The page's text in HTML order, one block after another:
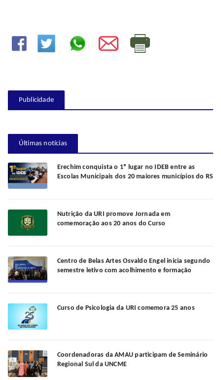
Publicidade
Últimas notícias
Erechim conquista o 1º lugar no IDEB entre as
Escolas Municipais dos 20 maiores municípios do RS
Nutrição da URI promove Jornada em
comemoração aos 20 anos do Curso
Centro de Belas Artes Osvaldo Engel inicia segundo
semestre letivo com acolhimento e formação
Curso de Psicologia da URI comemora 25 anos
Coordenadoras da AMAU participam de Seminário
Regional Sul da UNCME